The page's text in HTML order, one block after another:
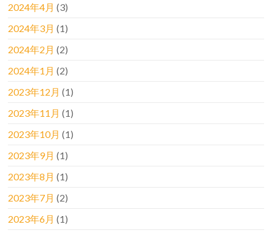
2024年4月 (3)
2024年3月 (1)
2024年2月 (2)
2024年1月 (2)
2023年12月 (1)
2023年11月 (1)
2023年10月 (1)
2023年9月 (1)
2023年8月 (1)
2023年7月 (2)
2023年6月 (1)